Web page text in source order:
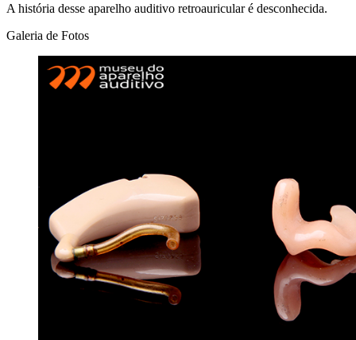
A história desse aparelho auditivo retroauricular é desconhecida.
Galeria de Fotos